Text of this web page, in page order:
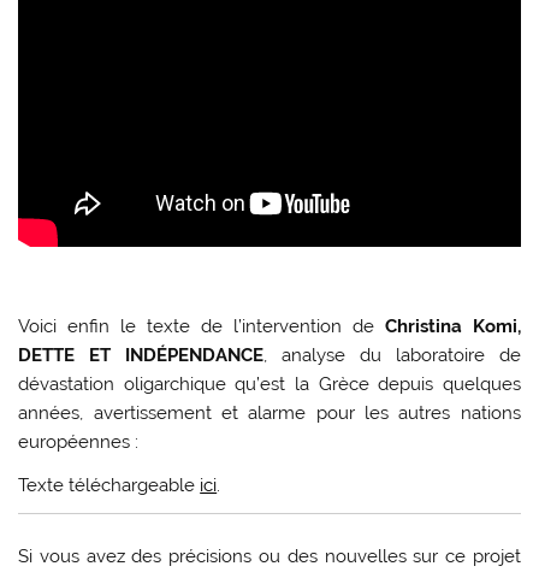
Voici enfin le texte de l’intervention de Christina Komi,
DETTE ET INDÉPENDANCE, analyse du laboratoire de
dévastation oligarchique qu’est la Grèce depuis quelques
années, avertissement et alarme pour les autres nations
européennes :
Texte téléchargeable ici.
Si vous avez des précisions ou des nouvelles sur ce projet